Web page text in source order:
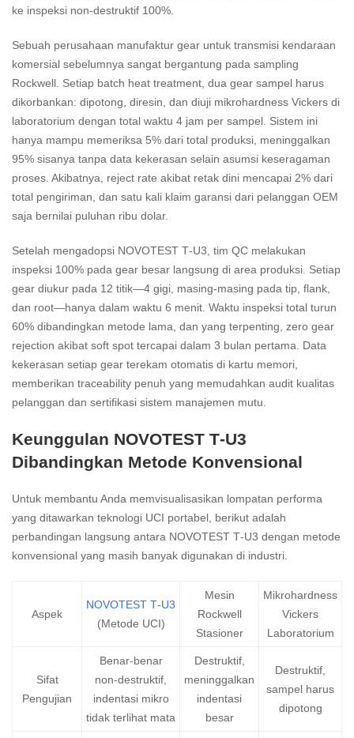
ke inspeksi non‑destruktif 100%.
Sebuah perusahaan manufaktur gear untuk transmisi kendaraan
komersial sebelumnya sangat bergantung pada sampling
Rockwell. Setiap batch heat treatment, dua gear sampel harus
dikorbankan: dipotong, diresin, dan diuji mikrohardness Vickers di
laboratorium dengan total waktu 4 jam per sampel. Sistem ini
hanya mampu memeriksa 5% dari total produksi, meninggalkan
95% sisanya tanpa data kekerasan selain asumsi keseragaman
proses. Akibatnya, reject rate akibat retak dini mencapai 2% dari
total pengiriman, dan satu kali klaim garansi dari pelanggan OEM
saja bernilai puluhan ribu dolar.
Setelah mengadopsi NOVOTEST T‑U3, tim QC melakukan
inspeksi 100% pada gear besar langsung di area produksi. Setiap
gear diukur pada 12 titik—4 gigi, masing‑masing pada tip, flank,
dan root—hanya dalam waktu 6 menit. Waktu inspeksi total turun
60% dibandingkan metode lama, dan yang terpenting, zero gear
rejection akibat soft spot tercapai dalam 3 bulan pertama. Data
kekerasan setiap gear terekam otomatis di kartu memori,
memberikan traceability penuh yang memudahkan audit kualitas
pelanggan dan sertifikasi sistem manajemen mutu.
Keunggulan NOVOTEST T‑U3
Dibandingkan Metode Konvensional
Untuk membantu Anda memvisualisasikan lompatan performa
yang ditawarkan teknologi UCI portabel, berikut adalah
perbandingan langsung antara NOVOTEST T‑U3 dengan metode
konvensional yang masih banyak digunakan di industri.
Aspek
NOVOTEST T‑U3
(Metode UCI)
Mesin
Rockwell
Stasioner
Mikrohardness
Vickers
Laboratorium
Sifat
Pengujian
Benar‑benar
non‑destruktif,
indentasi mikro
tidak terlihat mata
Destruktif,
meninggalkan
indentasi
besar
Destruktif,
sampel harus
dipotong